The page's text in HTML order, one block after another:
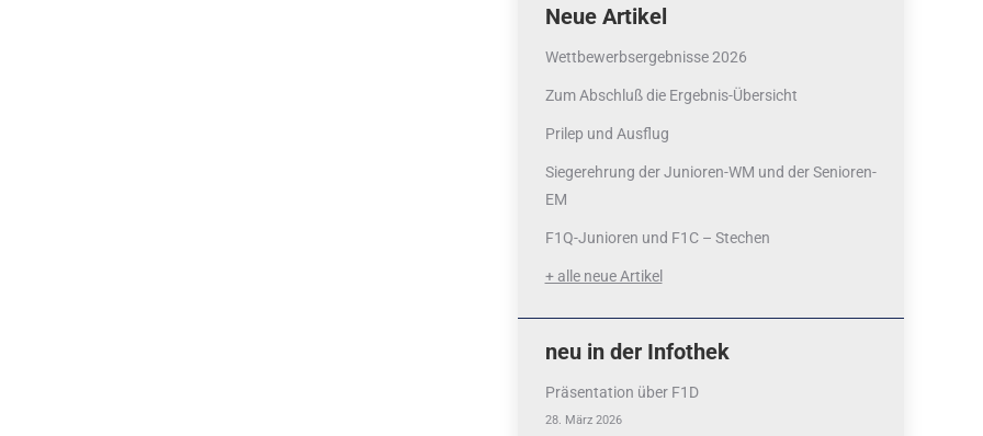
Neue Artikel
Wettbewerbsergebnisse 2026
Zum Abschluß die Ergebnis-Übersicht
Prilep und Ausflug
Siegerehrung der Junioren-WM und der Senioren-
EM
F1Q-Junioren und F1C – Stechen
+ alle neue Artikel
neu in der Infothek
Präsentation über F1D
28. März 2026